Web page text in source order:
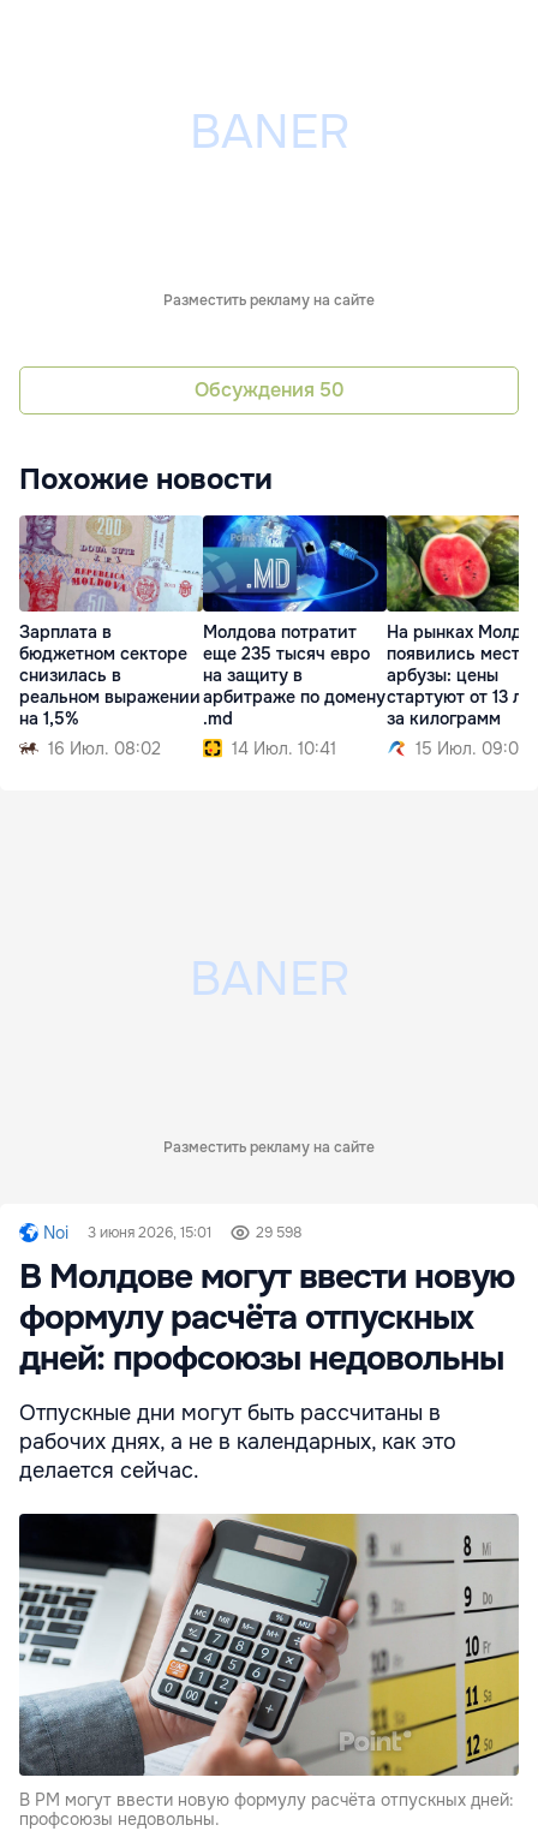
Разместить рекламу на сайте
Обсуждения 50
Похожие новости
Зарплата в
бюджетном секторе
снизилась в
реальном выражении
на 1,5%
16 Июл. 08:02
Молдова потратит
еще 235 тысяч евро
на защиту в
арбитраже по домену
.md
14 Июл. 10:41
На рынках
появились
арбузы: цены
стартуют от 13
за килограмм
15 Июл. 09:01
Разместить рекламу на сайте
Noi 3 июня 2026, 15:01 29 598
В Молдове могут ввести новую
формулу расчёта отпускных
дней: профсоюзы недовольны
Отпускные дни могут быть рассчитаны в
рабочих днях, а не в календарных, как это
делается сейчас.
В РМ могут ввести новую формулу расчёта отпускных дней:
профсоюзы недовольны.